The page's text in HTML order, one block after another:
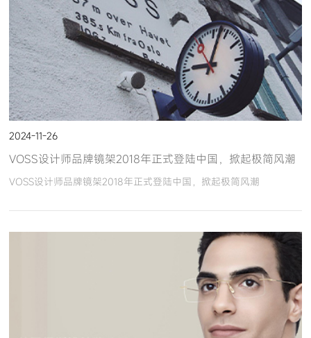
2024-11-26
VOSS设计师品牌镜架2018年正式登陆中国，掀起极简风潮
VOSS设计师品牌镜架2018年正式登陆中国，掀起极简风潮